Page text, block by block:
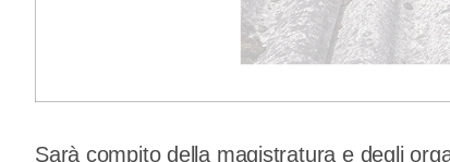
Sarà compito della magistratura e degli